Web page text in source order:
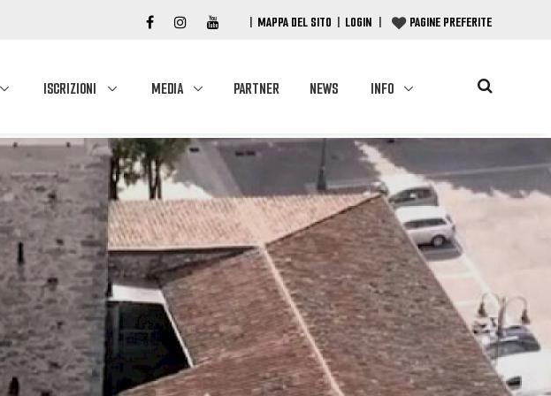
| MAPPA DEL SITO | LOGIN | PAGINE PREFERITE
ISCRIZIONI MEDIA PARTNER NEWS INFO